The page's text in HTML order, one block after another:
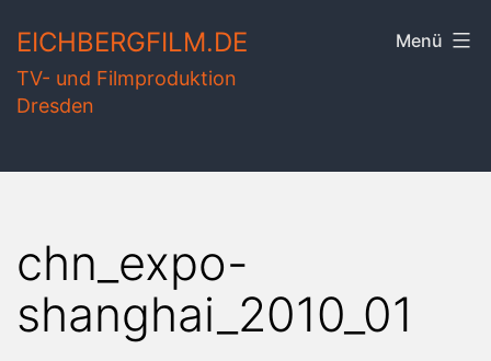
Inhalt
springen
EICHBERGFILM.DE
TV- und Filmproduktion
Dresden
Menü
chn_expo-
shanghai_2010_01